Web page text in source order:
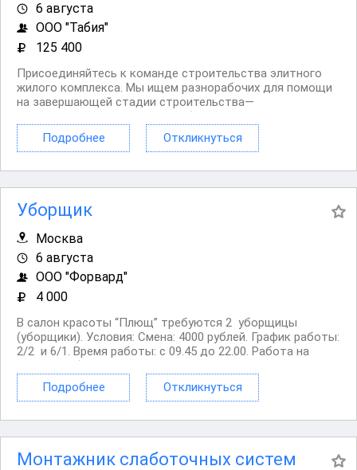
6 августа
ООО "Табия"
125 400
Присоединяйтесь к команде строительства элитного
жилого комплекса. Мы ищем разнорабочих для помощи
на завершающей стадии строительства—
предпродажной подготовке объекта. Ваши задачи:
Разгружать и погружать стройматериалы; Приводить
помещение в порядок перед показом (в т. ч.
Подробнее Откликнуться
Уборщик
Москва
6 августа
ООО "Форвард"
4 000
В салон красоты “Плющ” требуются 2 уборщицы
(уборщики). Условия: Смена: 4000 рублей. График работы:
2/2 и 6/1. Время работы: с 09.45 до 22.00. Работа на
полный рабочий день. Салон находится в 12 минутах от
метро Киевская, возможно добираться и от других
станций метро. Площадь салона:...
Подробнее Откликнуться
Монтажник слаботочных систем